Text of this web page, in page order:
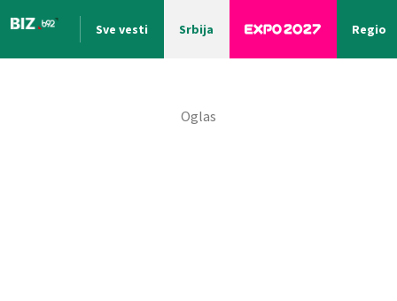
Sve vesti Srbija Region